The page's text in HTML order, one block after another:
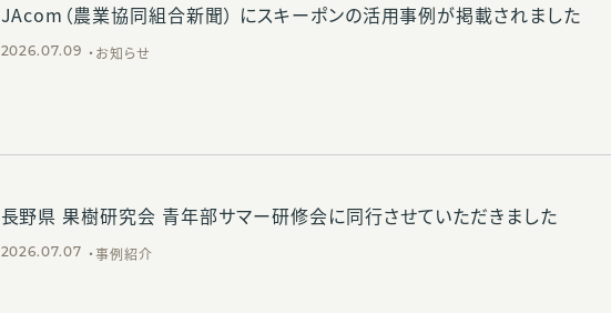
JAcom（農業協同組合新聞） にスキーポンの活用事例が掲載されました
2026.07.09 お知らせ
長野県 果樹研究会 青年部サマー研修会に同行させていただきました
2026.07.07 事例紹介